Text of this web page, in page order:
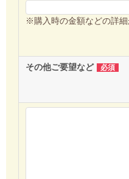
※購入時の金額などの詳細
その他ご要望など 必須